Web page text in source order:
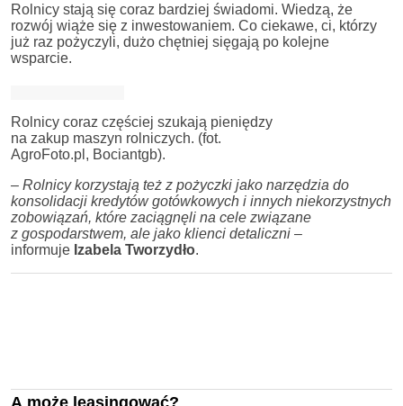
Rolnicy stają się coraz bardziej świadomi. Wiedzą, że
rozwój wiąże się z inwestowaniem. Co ciekawe, ci, którzy
już raz pożyczyli, dużo chętniej sięgają po kolejne
wsparcie.
Rolnicy coraz częściej szukają pieniędzy
na zakup maszyn rolniczych. (fot.
AgroFoto.pl, Bociantgb).
– Rolnicy korzystają też z pożyczki jako narzędzia do
konsolidacji kredytów gotówkowych i innych niekorzystnych
zobowiązań, które zaciągnęli na cele związane
z gospodarstwem, ale jako klienci detaliczni –
informuje Izabela Tworzydło.
A może leasingować?